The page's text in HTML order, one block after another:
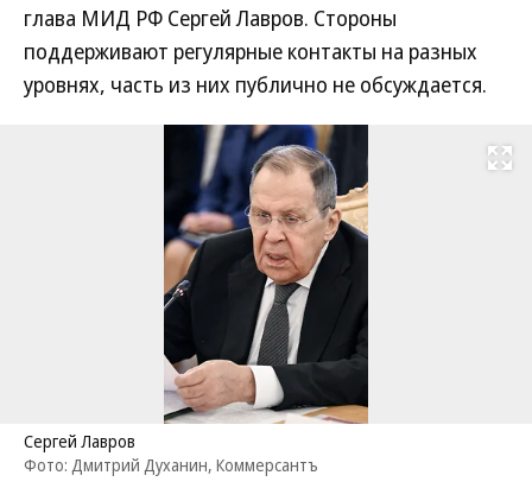
глава МИД РФ Сергей Лавров. Стороны
поддерживают регулярные контакты на разных
уровнях, часть из них публично не обсуждается.
Развернуть
Сергей Лавров
Фото: Дмитрий Духанин, Коммерсантъ